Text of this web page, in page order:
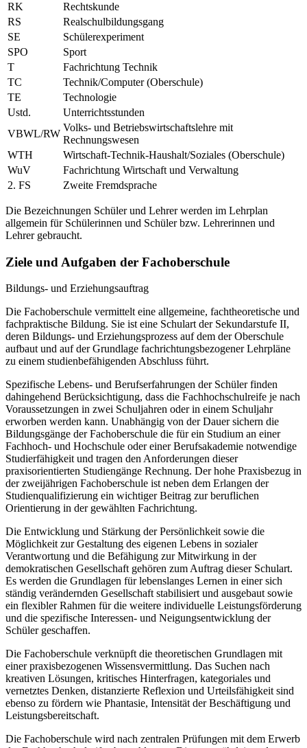
RK
Rechtskunde
RS
Realschulbildungsgang
SE
Schülerexperiment
SPO
Sport
T
Fachrichtung Technik
TC
Technik/Computer (Oberschule)
TE
Technologie
Ustd.
Unterrichtsstunden
VBWL/RW
Volks- und Betriebswirtschaftslehre mit
Rechnungswesen
WTH
Wirtschaft-Technik-Haushalt/Soziales (Oberschule)
WuV
Fachrichtung Wirtschaft und Verwaltung
2. FS
Zweite Fremdsprache
Die Bezeichnungen Schüler und Lehrer werden im Lehrplan
allgemein für Schülerinnen und Schüler bzw. Lehrerinnen und
Lehrer gebraucht.
Ziele und Aufgaben der Fachoberschule
Bildungs- und Erziehungsauftrag
Die Fachoberschule vermittelt eine allgemeine, fachtheoretische und
fachpraktische Bildung. Sie ist eine Schulart der Sekundarstufe II,
deren Bildungs- und Erziehungsprozess auf dem der Oberschule
aufbaut und auf der Grundlage fachrichtungsbezogener Lehrpläne
zu einem studienbefähigenden Abschluss führt.
Spezifische Lebens- und Berufserfahrungen der Schüler finden
dahingehend Berücksichtigung, dass die Fachhochschulreife je nach
Voraussetzungen in zwei Schuljahren oder in einem Schuljahr
erworben werden kann. Unabhängig von der Dauer sichern die
Bildungsgänge der Fachoberschule die für ein Studium an einer
Fachhoch- und Hochschule oder einer Berufsakademie notwendige
Studierfähigkeit und tragen den Anforderungen dieser
praxisorientierten Studiengänge Rechnung. Der hohe Praxisbezug in
der zweijährigen Fachoberschule ist neben dem Erlangen der
Studienqualifizierung ein wichtiger Beitrag zur beruflichen
Orientierung in der gewählten Fachrichtung.
Die Entwicklung und Stärkung der Persönlichkeit sowie die
Möglichkeit zur Gestaltung des eigenen Lebens in sozialer
Verantwortung und die Befähigung zur Mitwirkung in der
demokratischen Gesellschaft gehören zum Auftrag dieser Schulart.
Es werden die Grundlagen für lebenslanges Lernen in einer sich
ständig verändernden Gesellschaft stabilisiert und ausgebaut sowie
ein flexibler Rahmen für die weitere individuelle Leistungsförderung
und die spezifische Interessen- und Neigungsentwicklung der
Schüler geschaffen.
Die Fachoberschule verknüpft die theoretischen Grundlagen mit
einer praxisbezogenen Wissensvermittlung. Das Suchen nach
kreativen Lösungen, kritisches Hinterfragen, kategoriales und
vernetztes Denken, distanzierte Reflexion und Urteilsfähigkeit sind
ebenso zu fördern wie Phantasie, Intensität der Beschäftigung und
Leistungsbereitschaft.
Die Fachoberschule wird nach zentralen Prüfungen mit dem Erwerb